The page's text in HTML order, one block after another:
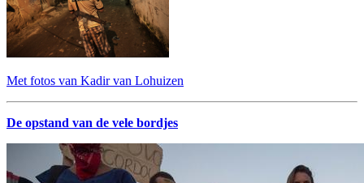
Met fotos van Kadir van Lohuizen
De opstand van de vele bordjes